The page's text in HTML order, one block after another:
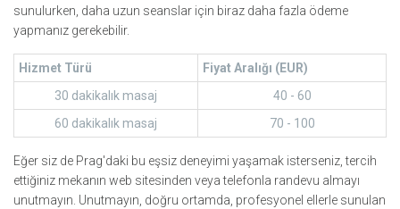
sunulurken, daha uzun seanslar için biraz daha fazla ödeme
yapmanız gerekebilir.
Hizmet Türü
Fiyat Aralığı (EUR)
30 dakikalık masaj
40 - 60
60 dakikalık masaj
70 - 100
Eğer siz de Prag'daki bu eşsiz deneyimi yaşamak isterseniz, tercih
ettiğiniz mekanın web sitesinden veya telefonla randevu almayı
unutmayın. Unutmayın, doğru ortamda, profesyonel ellerle sunulan